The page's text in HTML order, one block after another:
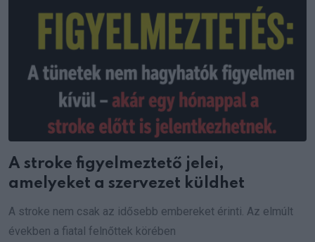
A stroke figyelmeztető jelei,
amelyeket a szervezet küldhet
A stroke nem csak az idősebb embereket érinti. Az elmúlt
években a fiatal felnőttek körében